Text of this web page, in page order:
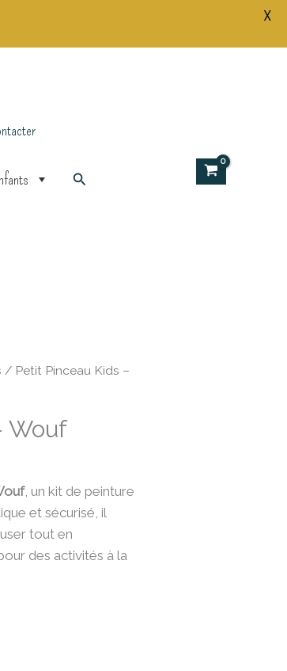
Rechercher
/ Petit Pinceau Kids –
Wouf
, un kit de peinture
et sécurisé, il
tout en
des activités à la
X